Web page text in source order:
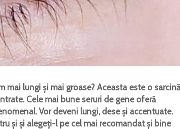
lungi și mai groase? Aceasta este o sarcină
Cele mai bune seruri de gene oferă
Vor deveni lungi, dese și accentuate.
și și alegeți-l pe cel mai recomandat și bine